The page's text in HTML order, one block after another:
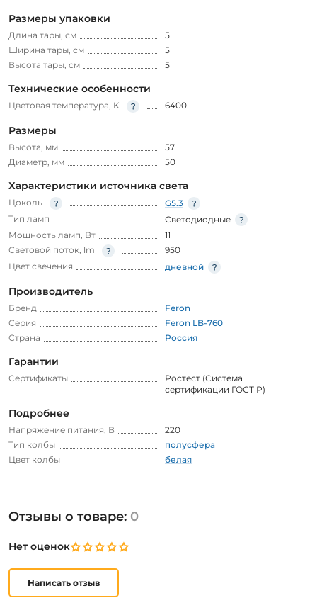
Размеры упаковки
Длина тары, см
5
Ширина тары, см
5
Высота тары, см
5
Технические особенности
Цветовая температура, K 6400
Размеры
Высота, мм
57
Диаметр, мм
50
Характеристики источника света
Цоколь
G5.3
Тип ламп
Светодиодные
Мощность ламп, Вт
11
Световой поток, lm
950
Цвет свечения
дневной
Производитель
Бренд
Feron
Серия
Feron LB-760
Страна
Россия
Гарантии
Сертификаты
Ростест (Система
сертификации ГОСТ Р)
Подробнее
Напряжение питания, В
220
Тип колбы
полусфера
Цвет колбы
белая
Отзывы о товаре: 0
Нет оценок
Написать отзыв